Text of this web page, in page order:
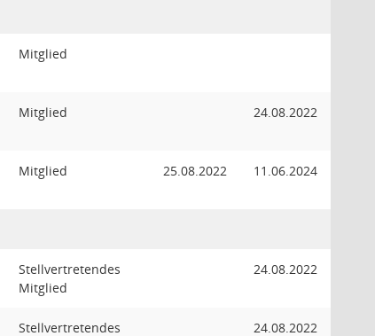
Mitglied
Mitglied 24.08.2022
Mitglied 25.08.2022 11.06.2024
Stellvertretendes
Mitglied
24.08.2022
Stellvertretendes 24.08.2022